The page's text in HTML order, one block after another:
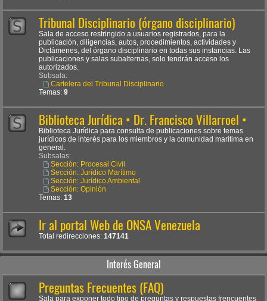
Tribunal Disciplinario (órgano disciplinario)
Sala de acceso restringido a usuarios registrados, para la
publicación, diligencias, autos, procedimientos, actividades y
Dictámenes, del órgano disciplinario en todas sus instancias. Las
publicaciones y salas subalternas, solo tendrán acceso los
autorizados.
Subsala:
Cartelera del Tribunal Disciplinario
Temas: 9
Biblioteca Jurídica • Dr. Francisco Villarroel •
Biblioteca Jurídica para consulta de publicaciones sobre temas
jurídicos de interés para los miembros y la comunidad marítima en
general.
Subsalas:
Sección: Procesal Civil
Sección: Jurídico Marítimo
Sección: Jurídico Ambiental
Sección: Opinión
Temas: 13
Ir al portal Web de ONSA Venezuela
Total redirecciones: 147141
Interés General
Preguntas Frecuentes (FAQ)
Sala para exponer todo tipo de preguntas y respuestas frencuentes